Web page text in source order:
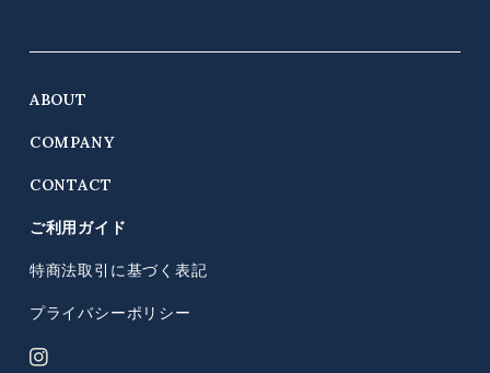
ABOUT
COMPANY
CONTACT
ご利用ガイド
特商法取引に基づく表記
プライバシーポリシー